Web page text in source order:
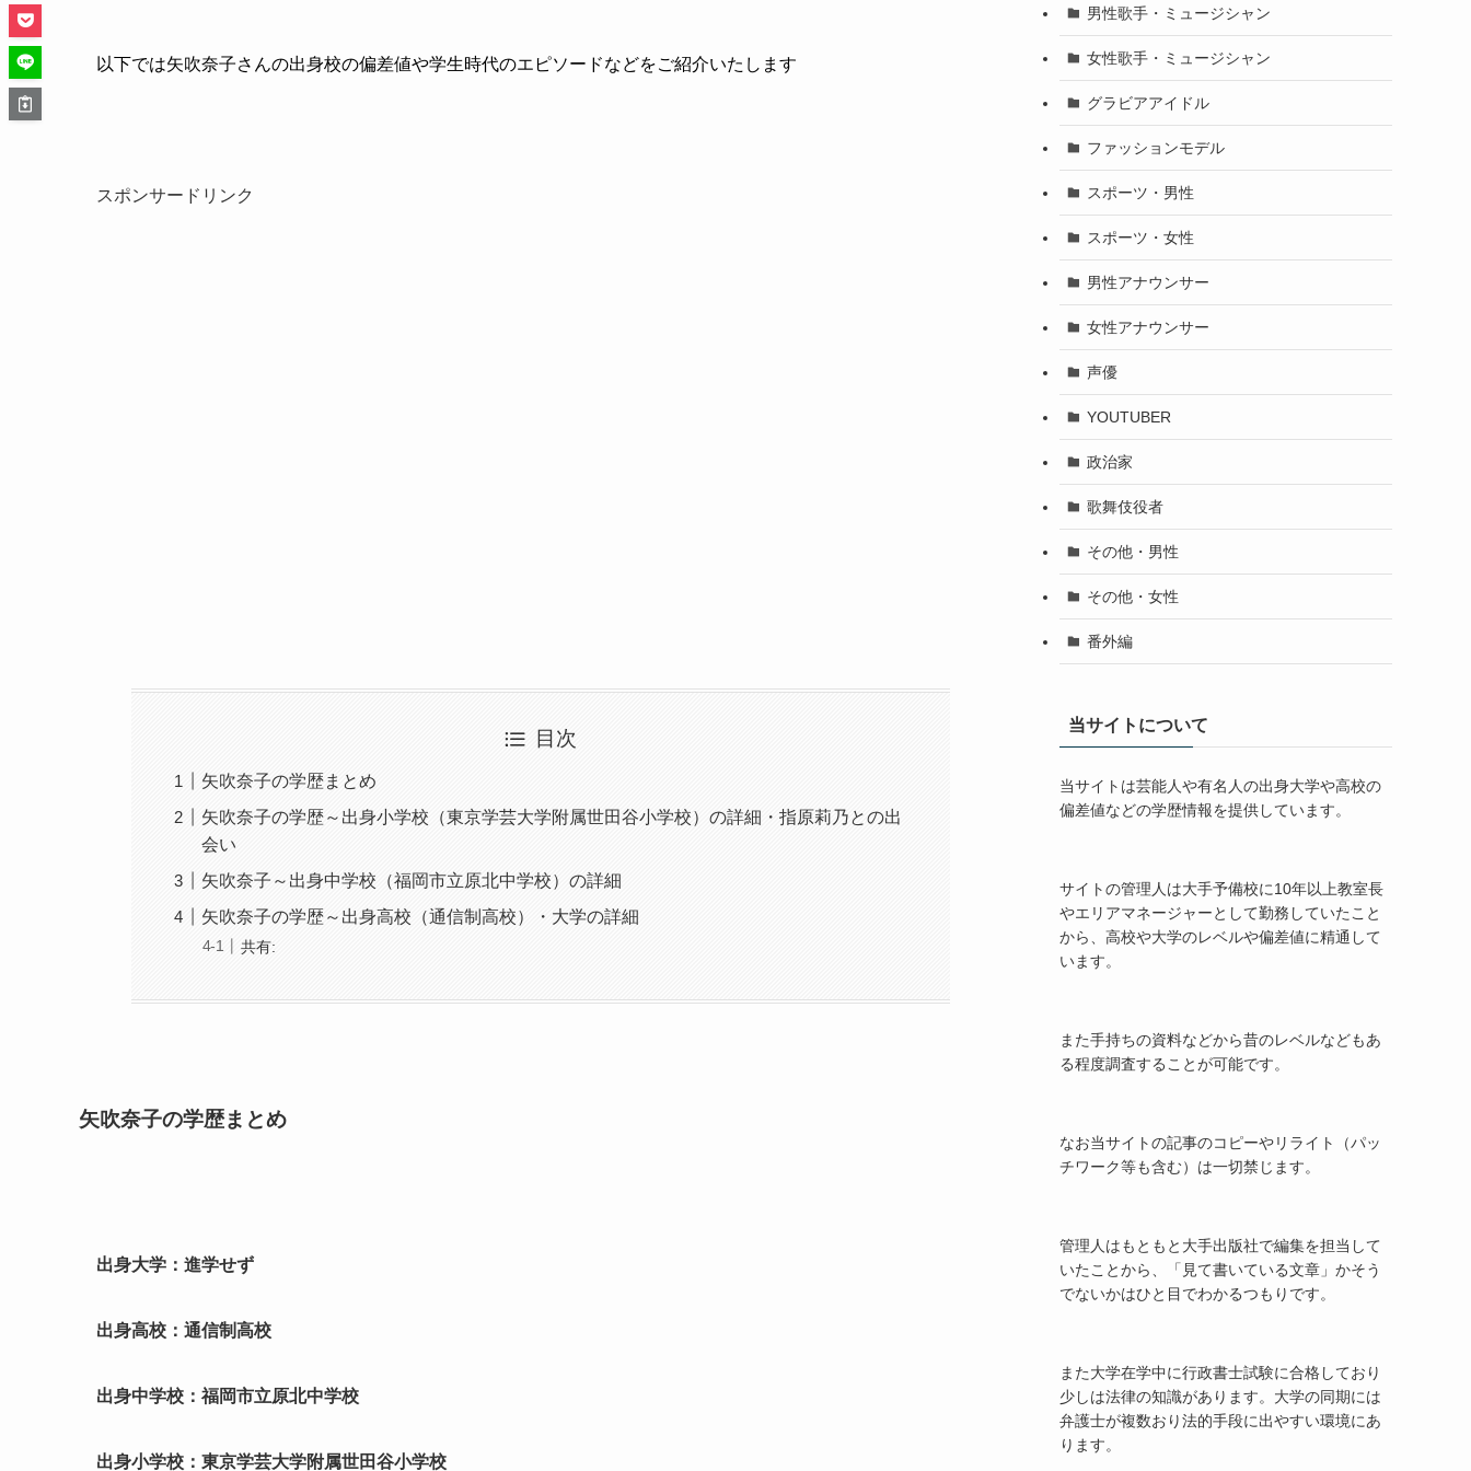
以下では矢吹奈子さんの出身校の偏差値や学生時代のエピソードなどをご紹介いたします
スポンサードリンク
目次
矢吹奈子の学歴まとめ
矢吹奈子の学歴～出身小学校（東京学芸大学附属世田谷小学校）の詳細・指原莉乃との出
会い
矢吹奈子～出身中学校（福岡市立原北中学校）の詳細
矢吹奈子の学歴～出身高校（通信制高校）・大学の詳細
共有:
矢吹奈子の学歴まとめ
出身大学：進学せず
出身高校：通信制高校
出身中学校：福岡市立原北中学校
出身小学校：東京学芸大学附属世田谷小学校
男性歌手・ミュージシャン
女性歌手・ミュージシャン
グラビアアイドル
ファッションモデル
スポーツ・男性
スポーツ・女性
男性アナウンサー
女性アナウンサー
声優
YOUTUBER
政治家
歌舞伎役者
その他・男性
その他・女性
番外編
当サイトについて
当サイトは芸能人や有名人の出身大学や高校の
偏差値などの学歴情報を提供しています。
サイトの管理人は大手予備校に10年以上教室長
やエリアマネージャーとして勤務していたこと
から、高校や大学のレベルや偏差値に精通して
います。
また手持ちの資料などから昔のレベルなどもあ
る程度調査することが可能です。
なお当サイトの記事のコピーやリライト（パッ
チワーク等も含む）は一切禁じます。
管理人はもともと大手出版社で編集を担当して
いたことから、「見て書いている文章」かそう
でないかはひと目でわかるつもりです。
また大学在学中に行政書士試験に合格しており
少しは法律の知識があります。大学の同期には
弁護士が複数おり法的手段に出やすい環境にあ
ります。